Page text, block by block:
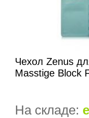
Чехол Zenus
Masstige Block
На складе: